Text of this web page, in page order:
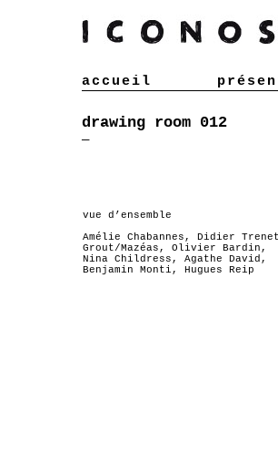
accueil
vue d’ensemble
Amélie Chabannes, Didier
Grout/Mazéas, Olivier Bardin,
Nina Childress, Agathe David,
Benjamin Monti, Hugues Reip
drawing room 012
—